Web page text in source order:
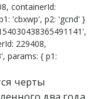
containerId:
'cbxwp', p2: 'gcnd' }
229408,
params: { p1:
черты
два года